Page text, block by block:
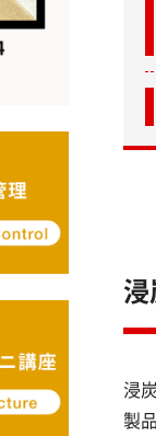
浸
製